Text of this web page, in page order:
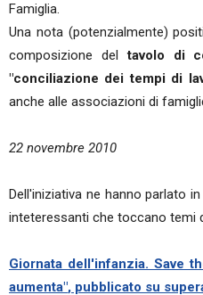
Famiglia.
Una nota (potenzialmente)
composizione deltavolo di
"conciliazione dei tempi di
anche alle associazioni di
22 novembre 2010
Dell'iniziativa ne hanno parlato
inteteressanti che toccano temi
Giornata dell'infanzia. Save
aumenta", pubblicato su